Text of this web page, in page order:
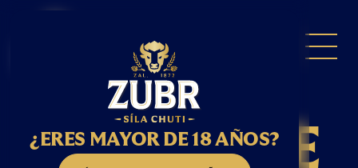
¿ERES MAYOR DE 18 AÑOS?
CERVEC E